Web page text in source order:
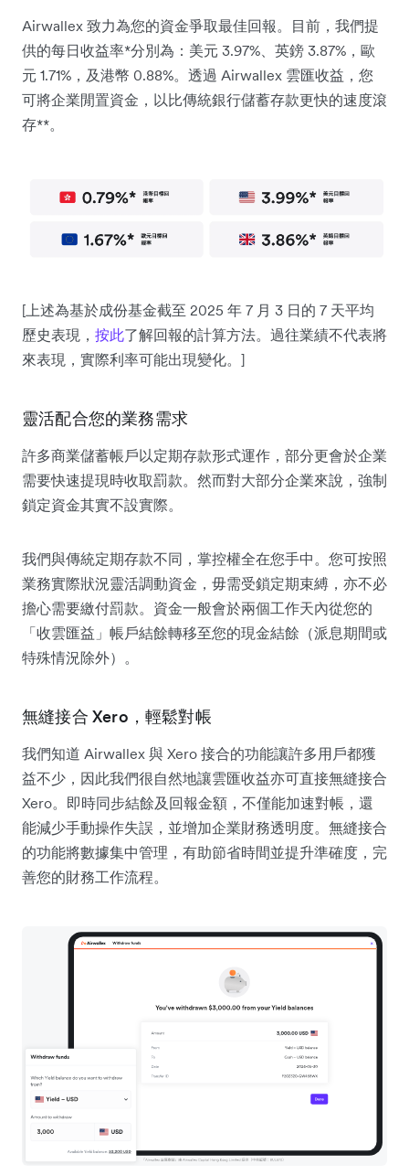
Airwallex 致力為您的資金爭取最佳回報。目前，我們提
供的每日收益率*分別為：美元 3.97%、英鎊 3.87%，歐
元 1.71%，及港幣 0.88%。透過 Airwallex 雲匯收益，您
可將企業閒置資金，以比傳統銀行儲蓄存款更快的速度滾
存**。
[上述為基於成份基金截至 2025 年 7 月 3 日的 7 天平均
歷史表現， 按此了解回報的計算方法。過往業績不代表將
來表現，實際利率可能出現變化。]
靈活配合您的業務需求
許多商業儲蓄帳戶以定期存款形式運作，部分更會於企業
需要快速提現時收取罰款。然而對大部分企業來說，強制
鎖定資金其實不設實際。
我們與傳統定期存款不同，掌控權全在您手中。您可按照
業務實際狀況靈活調動資金，毋需受鎖定期束縛，亦不必
擔心需要繳付罰款。資金一般會於兩個工作天內從您的
「收雲匯益」帳戶結餘轉移至您的現金結餘（派息期間或
特殊情況除外）。
無縫接合 Xero，輕鬆對帳
我們知道 Airwallex 與 Xero 接合的功能讓許多用戶都獲
益不少，因此我們很自然地讓雲匯收益亦可直接無縫接合
Xero。即時同步結餘及回報金額，不僅能加速對帳，還
能減少手動操作失誤，並增加企業財務透明度。無縫接合
的功能將數據集中管理，有助節省時間並提升準確度，完
善您的財務工作流程。